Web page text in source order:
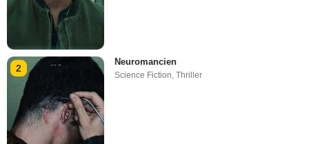
2
Neuromancien
Science Fiction,Thriller